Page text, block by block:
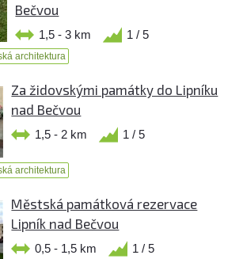
Bečvou
1,5 - 3 km 1 / 5
architektura
Za židovskými památky do Lipníku
nad Bečvou
1,5 - 2 km 1 / 5
architektura
Městská památková rezervace
Lipník nad Bečvou
0,5 - 1,5 km 1 / 5